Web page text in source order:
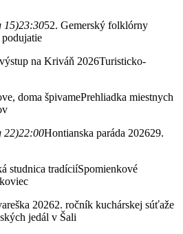
15)23:3052. Gemerský folklórny
na Kriváň 2026Turisticko-
doma špivamePrehliadka miestnych
22)22:00Hontianska paráda 202629.
studnica tradíciíSpomienkové
20262. ročník kuchárskej súťaže
jedál v Šali